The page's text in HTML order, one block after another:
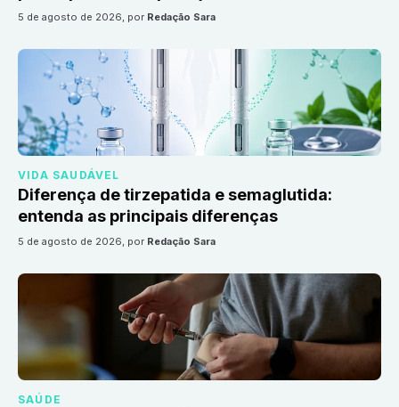
5 de agosto de 2026, por Redação Sara
VIDA SAUDÁVEL
Diferença de tirzepatida e semaglutida:
entenda as principais diferenças
5 de agosto de 2026, por Redação Sara
SAÚDE